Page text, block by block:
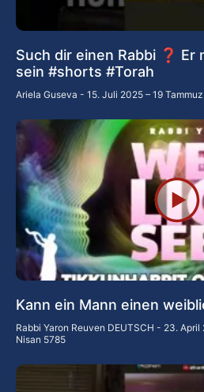
Such dir einen Rabbi ❓ Er
sein #shorts #Torah
Ariela Guseva 15. Juli 2025 – 19
Kann ein Mann einen
Rabbi Yaron Reuven DEUTSCH
23. April
Nisan 5785